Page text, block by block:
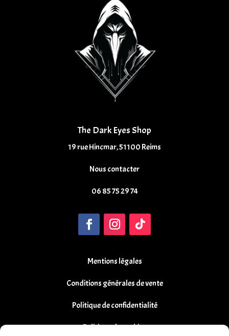
The Dark Eyes Shop
19 rue Hincmar, 51100 Reims
Nous contacter
06 85 75 29 74
Mentions légales
Conditions générales de vente
Politique de confidentialité
Politique de cookies